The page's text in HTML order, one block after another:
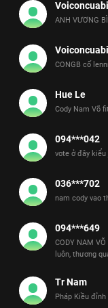
ANH VƯƠNG
CONGB cố
Hue Le
Cody Nam Võ
094***042
vote ở đây kiểu
036***702
nam cody vao
094***649
CODY NAM
luôn, thương
Tr Nam
Pháp Kiều